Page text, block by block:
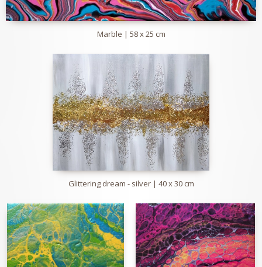
Marble | 58 x 25 cm
Glittering dream - silver | 40 x 30 cm